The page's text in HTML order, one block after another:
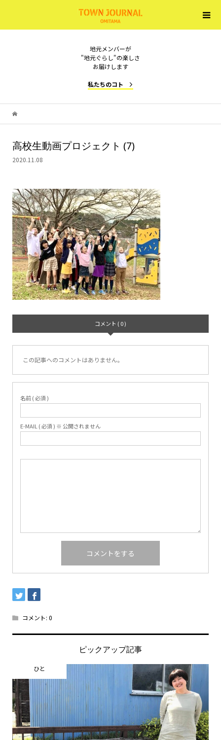
地元メンバーが
"地元ぐらし"の楽しさ
お届けします
私たちのコト
高校生動画プロジェクト (7)
2020.11.08
コメント ( 0 )
この記事へのコメントはありません。
名前 ( 必須 )
E-MAIL ( 必須 ) ※ 公開されません
コメント: 0
ピックアップ記事
ひと